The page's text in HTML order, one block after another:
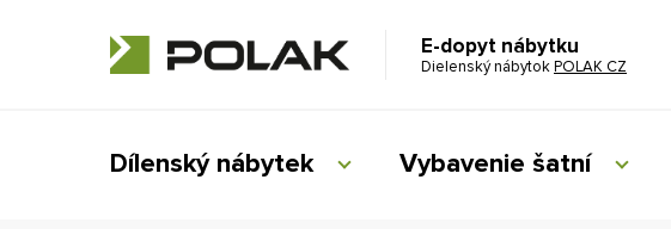
E-dopyt nábytku
Dielenský nábytokPOLAK CZ
Dílenský nábytek Vybavenie šatní